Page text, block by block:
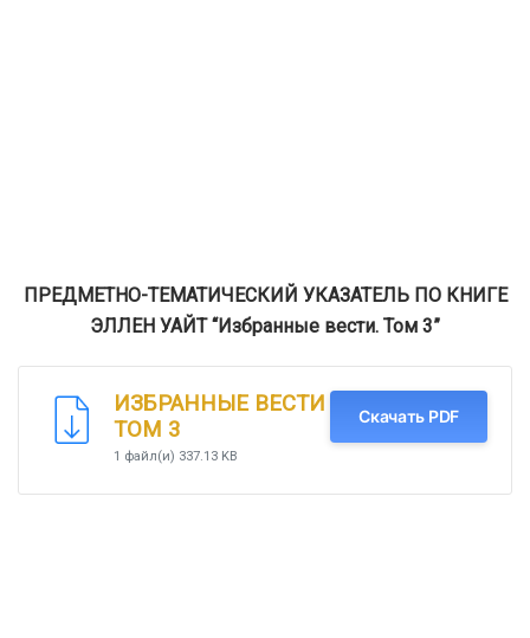
ПРЕДМЕТНО-ТЕМАТИЧЕСКИЙ УКАЗАТЕЛЬ ПО КНИГЕ
ЭЛЛЕН УАЙТ “Избранные вести. Том 3”
ИЗБРАННЫЕ ВЕСТИ
ТОМ 3
1 файл(и) 337.13 KB
Скачать PDF